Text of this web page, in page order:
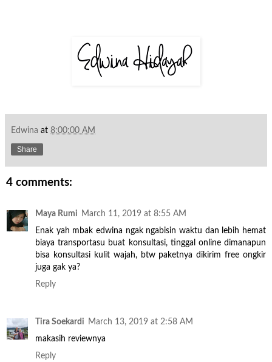
Edwina at 8:00:00 AM
Share
4 comments:
Maya Rumi March 11, 2019 at 8:55 AM
Enak yah mbak edwina ngak ngabisin waktu dan lebih hemat
biaya transportasu buat konsultasi, tinggal online dimanapun
bisa konsultasi kulit wajah, btw paketnya dikirim free ongkir
juga gak ya?
Reply
Tira Soekardi March 13, 2019 at 2:58 AM
makasih reviewnya
Reply